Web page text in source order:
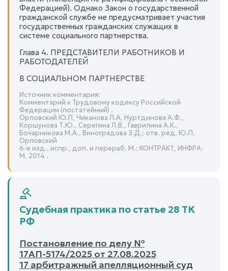
Федерацией). Однако Закон о государственной
гражданской службе не предусматривает участия
государственных гражданских служащих в
системе социального партнерства.
Глава 4. ПРЕДСТАВИТЕЛИ РАБОТНИКОВ И
РАБОТОДАТЕЛЕЙ
В СОЦИАЛЬНОМ ПАРТНЕРСТВЕ
Источник комментария:
Комментарий к Трудовому кодексу Российской
Федерации (постатейный) .
Орловский Ю.П, Чиканова Л.А, Нуртдинова А.Ф.,
Коршунова Т.Ю., Серегина Л.В., Гаврилина А.К.,
Бочарникова М.А., Виноградова З.Д.; отв. ред. Ю.П.
Орловский
6-е изд., испр., доп. и перераб. М.: КОНТРАКТ, ИНФРА-
М, 2014 .
Судебная практика по статье 28 ТК
РФ
Постановление по делу №
17АП-5174/2025 от 27.08.2025
17 арбитражный апелляционный суд